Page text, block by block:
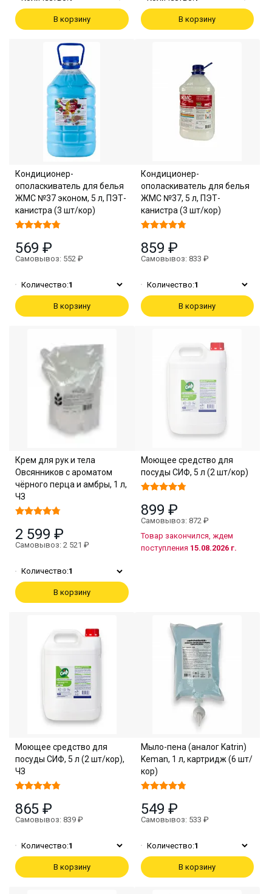
В корзину В корзину
Кондиционер-
ополаскиватель для белья
ЖМС №37 эконом, 5 л, ПЭТ-
канистра (3 шт/кор)
569 ₽
Самовывоз: 552 ₽
Количество:1
В корзину
Кондиционер-
ополаскиватель для белья
ЖМС №37, 5 л, ПЭТ-
канистра (3 шт/кор)
859 ₽
Самовывоз: 833 ₽
Количество:1
В корзину
Крем для рук и тела
Овсянников с ароматом
чёрного перца и амбры, 1 л,
ЧЗ
2 599 ₽
Самовывоз: 2 521 ₽
Количество:1
В корзину
Моющее средство для
посуды СИФ, 5 л (2 шт/кор)
899 ₽
Самовывоз: 872 ₽
Товар закончился, ждем
поступления 15.08.2026 г.
Моющее средство для
посуды СИФ, 5 л (2 шт/кор),
ЧЗ
865 ₽
Самовывоз: 839 ₽
Количество:1
В корзину
Мыло-пена (аналог Katrin)
Keman, 1 л, картридж (6 шт/
кор)
549 ₽
Самовывоз: 533 ₽
Количество:1
В корзину